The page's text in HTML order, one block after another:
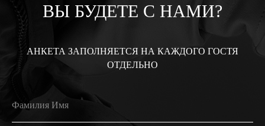
ВЫ БУДЕТЕ С НАМИ?
АНКЕТА ЗАПОЛНЯЕТСЯ НА КАЖДОГО ГОСТЯ
ОТДЕЛЬНО